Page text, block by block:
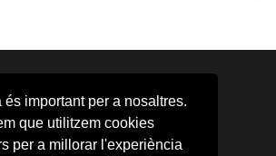
és important per a nosaltres.
que utilitzem cookies
per a millorar l'experiència